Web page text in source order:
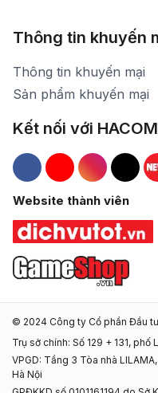
Thông tin khuyến
Thông tin khuyến mại
Sản phẩm khuyến mại
Kết nối với HACOM
Hacom Facebook
HacomHacom
Website thành viên
© 2024 Công ty Cổ phần Đầu
Trụ sở chính: Số 129 + 131,
VPGD: Tầng 3 Tòa nhà
Hà Nội